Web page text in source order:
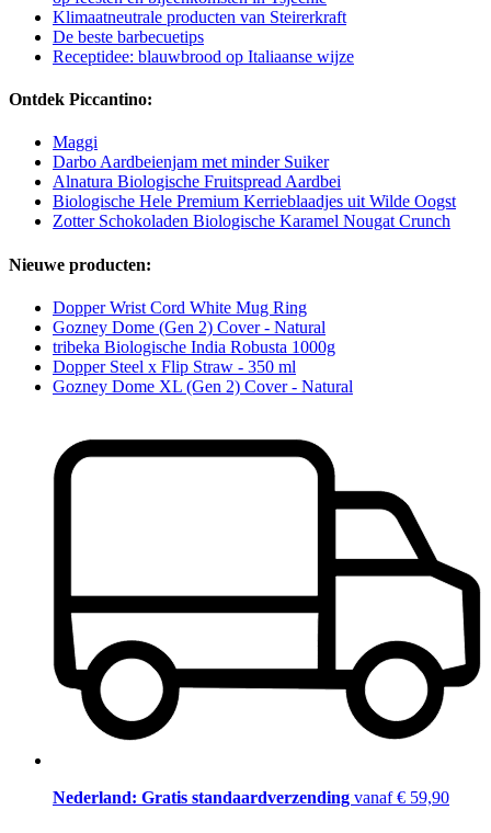
Klimaatneutrale producten van Steirerkraft
De beste barbecuetips
Receptidee: blauwbrood op Italiaanse wijze
Ontdek Piccantino:
Maggi
Darbo Aardbeienjam met minder Suiker
Alnatura Biologische Fruitspread Aardbei
Biologische Hele Premium Kerrieblaadjes uit Wilde Oogst
Zotter Schokoladen Biologische Karamel Nougat Crunch
Nieuwe producten:
Dopper Wrist Cord White Mug Ring
Gozney Dome (Gen 2) Cover - Natural
tribeka Biologische India Robusta 1000g
Dopper Steel x Flip Straw - 350 ml
Gozney Dome XL (Gen 2) Cover - Natural
Nederland: Gratis standaardverzending vanaf € 59,90